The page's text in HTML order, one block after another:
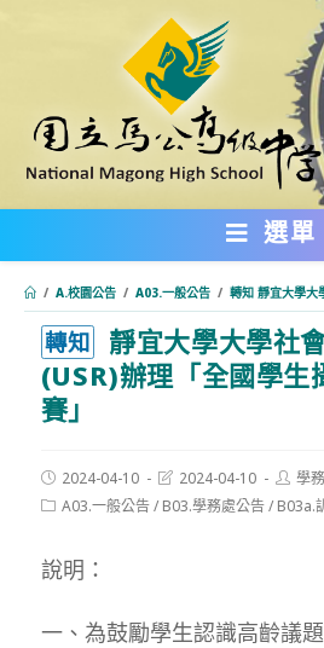
內
選單
/ A.校園公告 / A03.一般公告 / 轉知 靜宜大學大
轉知
靜宜大學大學社
(USR)辦理「全國學生
賽」
Post
published:
2024-04-10
Post
modified:
2024-04-10
Post
author:
學
PostA03.一般公告/ B03.學務處公告/ B03a.
說明：
一、為鼓勵學生認識高齡議